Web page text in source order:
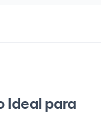
Ideal para